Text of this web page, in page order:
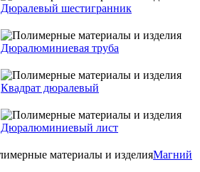
Дюралевый шестигранник
Дюралюминиевая труба
Квадрат дюралевый
Дюралюминиевый лист
Магний